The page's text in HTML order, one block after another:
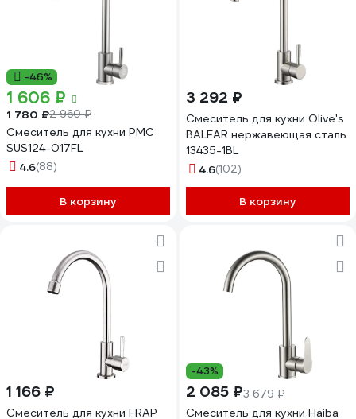
-46%
1 606 ₽
1 780 ₽2 960 ₽
Смеситель для кухни РМС
SUS124-017FL
4.6(88)
В корзину
3 292 ₽
Смеситель для кухни Olive's
BALEAR нержавеющая сталь
13435-1BL
4.6(102)
В корзину
1 166 ₽
Смеситель для кухни FRAP
-43%
2 085 ₽3 679 ₽
Смеситель для кухни Haiba